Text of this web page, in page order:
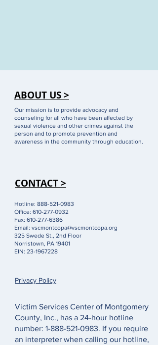
ABOUT US >
Our mission is to provide advocacy and
counseling for all who have been affected by
sexual violence and other crimes against the
person and to promote prevention and
awareness in the community through education.
CONTACT >
Hotline: 888-521-0983
Office: 610-277-0932
Fax: 610-277-6386
Email: vscmontcopa@vscmontcopa.org
325 Swede St., 2nd Floor
Norristown, PA 19401
EIN: 23-1967228
Privacy Policy
Victim Services Center of Montgomery
County, Inc., has a 24-hour hotline
number: 1-888-521-0983. If you require
an interpreter when calling our hotline,